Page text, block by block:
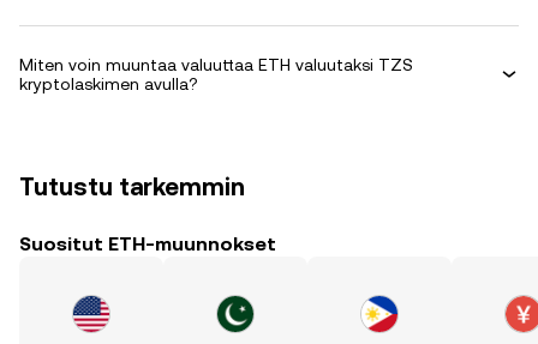
Miten voin muuntaa valuuttaa ETH valuutaksi TZS
kryptolaskimen avulla?
Tutustu tarkemmin
Suositut ETH-muunnokset